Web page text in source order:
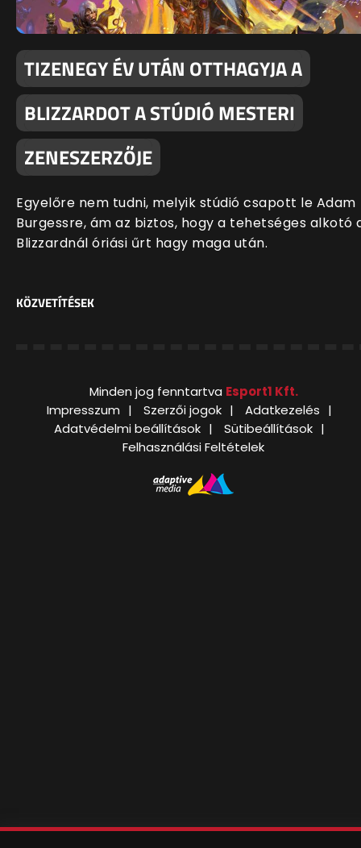
TIZENEGY ÉV UTÁN OTTHAGYJA A
BLIZZARDOT A STÚDIÓ MESTERI
ZENESZERZŐJE
Egyelőre nem tudni, melyik stúdió csapott le Adam
Burgessre, ám az biztos, hogy a tehetséges alkotó
Blizzardnál óriási űrt hagy maga után.
KÖZVETÍTÉSEK
Minden jog fenntartva Esport1 Kft.
Impresszum
Szerzői jogok
Adatkezelés
Adatvédelmi beállítások
Sütibeállítások
Felhasználási Feltételek